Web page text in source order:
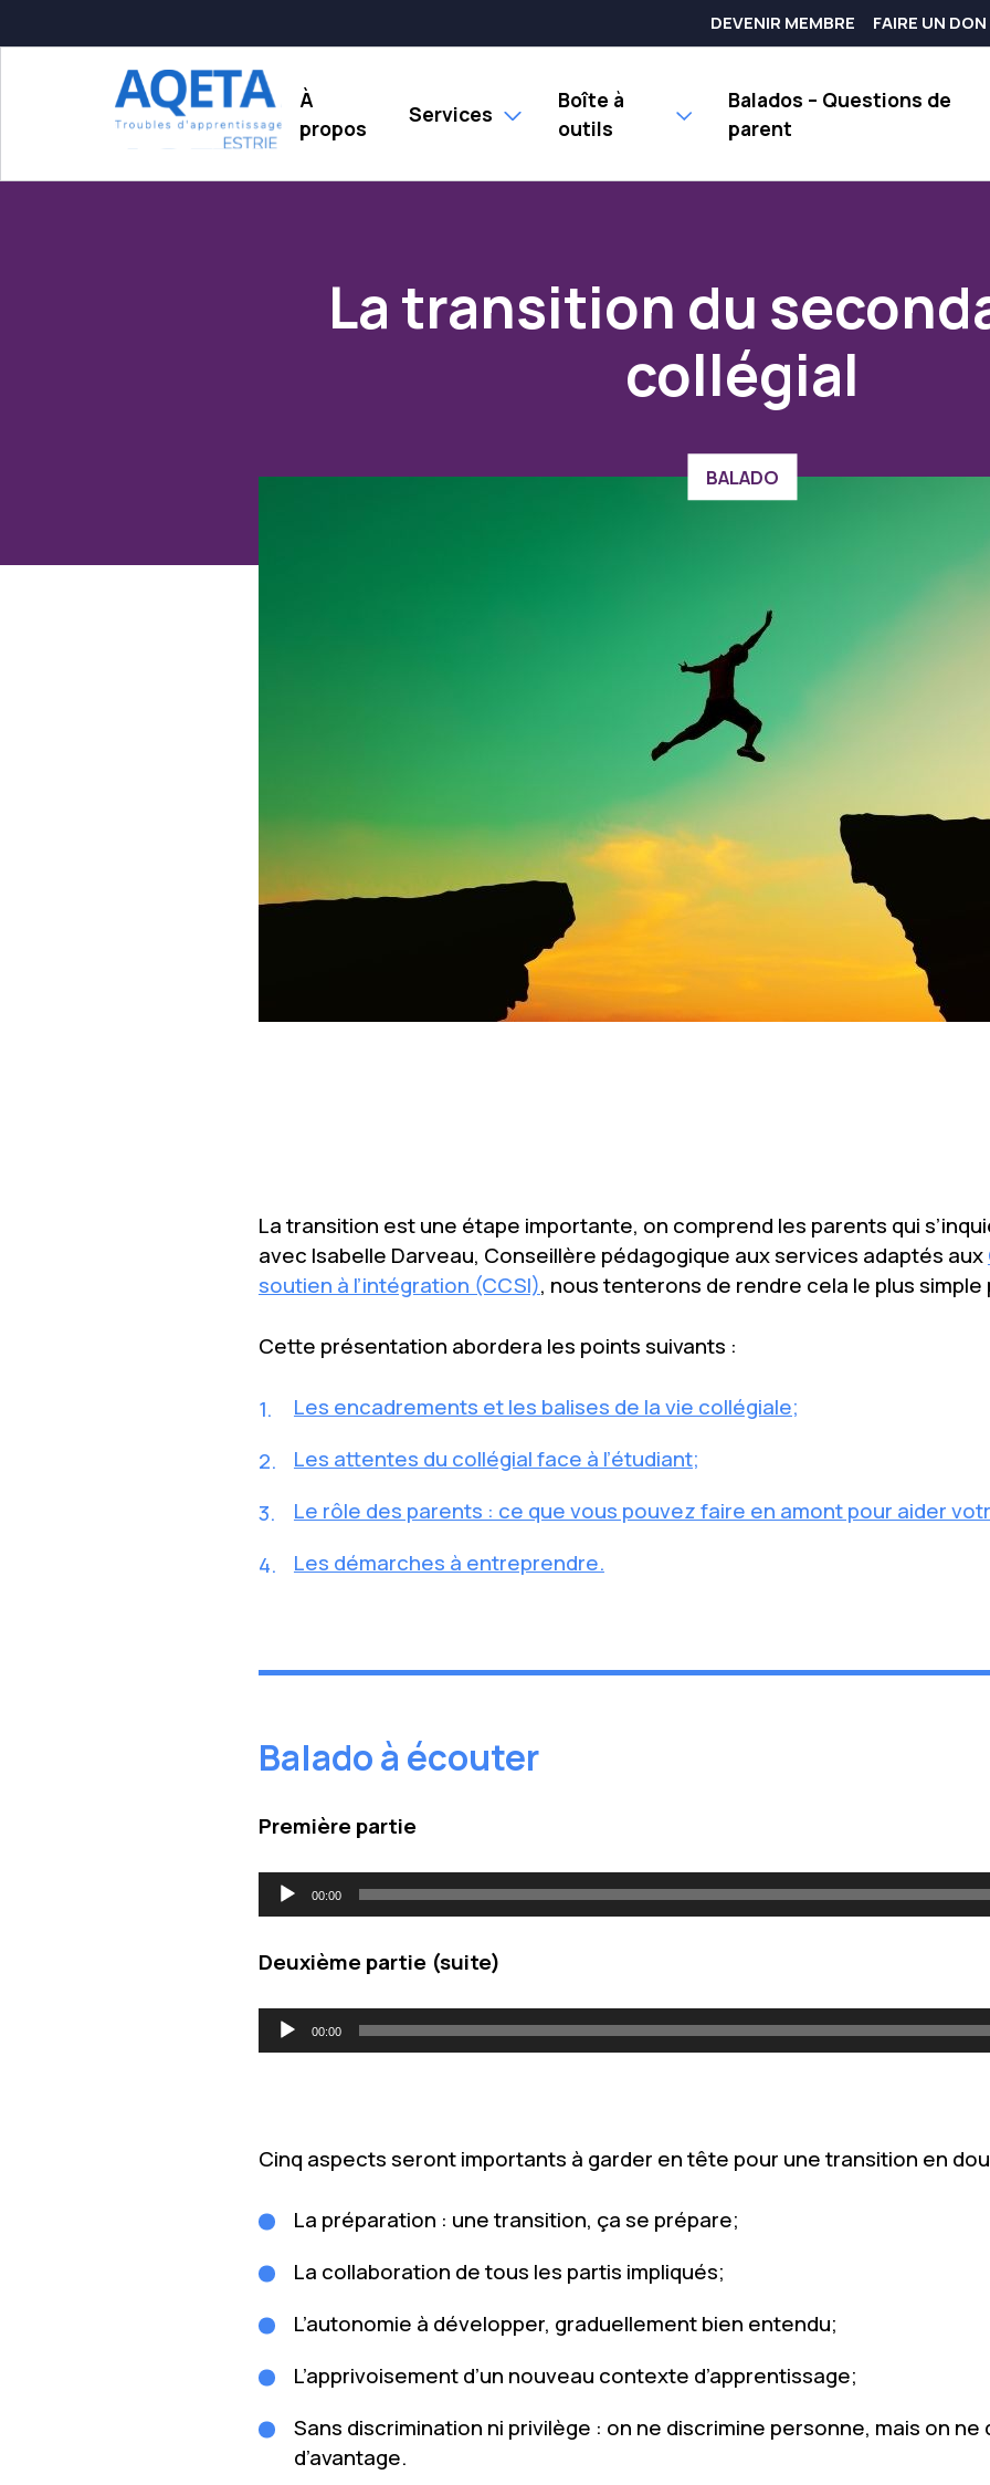
DEVENIR MEMBRE FAIRE UN DON
À
propos
Services
Boîte à
outils
Balados – Questions de
parent
La transition du
collégial
BALADO
La transition est une étape importante, on comprend les parents qui
avec Isabelle Darveau, Conseillère pédagogique aux services adaptés aux
soutien à l’intégration (CCSI), nous tenterons de rendre cela le plus simple
Cette présentation abordera les points suivants :
Les encadrements et les balises de la vie collégiale;
Les attentes du collégial face à l’étudiant;
Le rôle des parents : ce que vous pouvez faire en amont pour aider
Les démarches à entreprendre.
Balado à écouter
Première partie
Lecteur
audio
00:00
Deuxième partie (suite)
Lecteur
audio
00:00
Cinq aspects seront importants à garder en tête pour une transition en
La préparation : une transition, ça se prépare;
La collaboration de tous les partis impliqués;
L’autonomie à développer, graduellement bien entendu;
L’apprivoisement d’un nouveau contexte d’apprentissage;
Sans discrimination ni privilège : on ne discrimine personne, mais on ne
d’avantage.